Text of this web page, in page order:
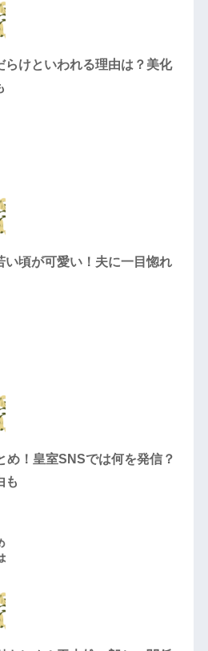
らけといわれる理由は？美化
い頃が可愛い！夫に一目惚れ
め！皇室SNSでは何を発信？
も